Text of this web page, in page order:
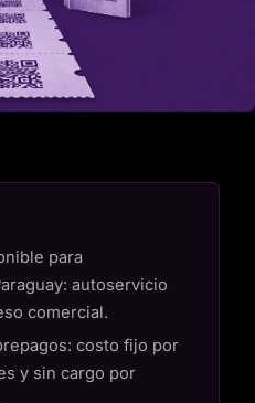
para
autoservicio
comercial.
costo fijo por
y sin cargo por